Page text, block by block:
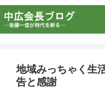
地域みっちゃく生
告と感謝